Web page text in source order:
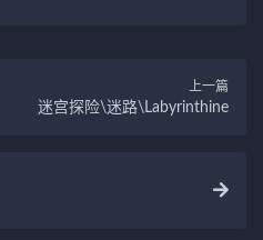
上一篇
迷宫探险\迷路\Labyrinthine